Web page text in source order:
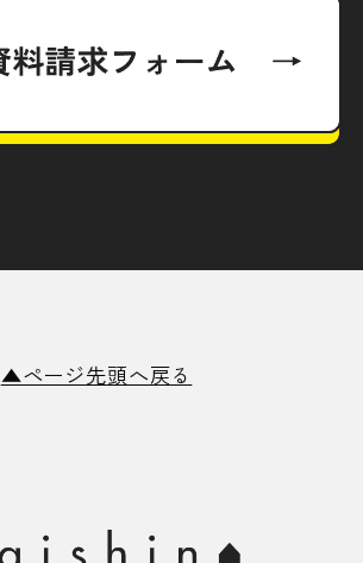
▲ページ先頭へ戻る